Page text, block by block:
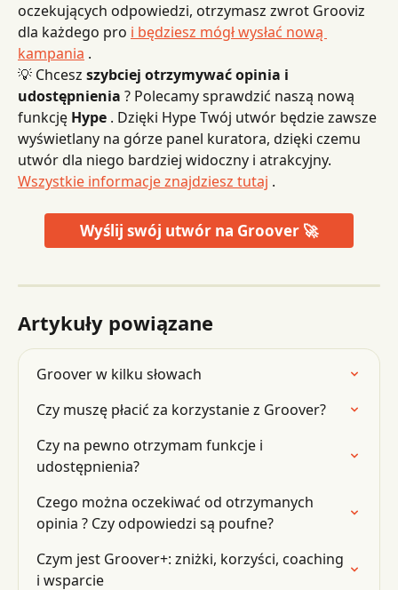
oczekujących odpowiedzi, otrzymasz zwrot Grooviz
dla każdego pro i będziesz mógł wysłać nową
kampania .
💡 Chcesz szybciej otrzymywać opinia i
udostępnienia ? Polecamy sprawdzić naszą nową
funkcję Hype . Dzięki Hype Twój utwór będzie zawsze
wyświetlany na górze panel kuratora, dzięki czemu
utwór dla niego bardziej widoczny i atrakcyjny.
Wszystkie informacje znajdziesz tutaj .
Wyślij swój utwór na Groover 🚀
Artykuły powiązane
Groover w kilku słowach
Czy muszę płacić za korzystanie z Groover?
Czy na pewno otrzymam funkcje i
udostępnienia?
Czego można oczekiwać od otrzymanych
opinia ? Czy odpowiedzi są poufne?
Czym jest Groover+: zniżki, korzyści, coaching
i wsparcie